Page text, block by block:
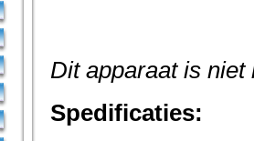
Dit apparaat is
Spedificaties: